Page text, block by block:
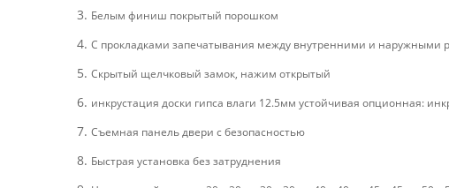
3. Белым финиш покрытый порошком
4. С прокладками запечатывания между внутренними и наружными
5. Скрытый щелчковый замок, нажим открытый
6. инкрустация доски гипса влаги 12.5мм устойчивая опционная:
7. Съемная панель двери с безопасностью
8. Быстрая установка без затруднения